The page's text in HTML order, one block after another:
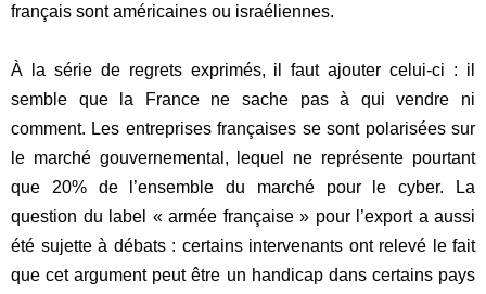
français sont américaines ou israéliennes.
À la série de regrets exprimés, il faut ajouter celui-ci : il
semble que la France ne sache pas à qui vendre ni
comment. Les entreprises françaises se sont polarisées sur
le marché gouvernemental, lequel ne représente pourtant
que 20% de l’ensemble du marché pour le cyber. La
question du label « armée française » pour l’export a aussi
été sujette à débats : certains intervenants ont relevé le fait
que cet argument peut être un handicap dans certains pays